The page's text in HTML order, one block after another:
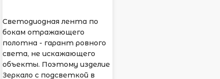
Светодиодная лента по
бокам отражающего
полотна - гарант ровного
света, не искажающего
объекты. Поэтому изделие
Зеркало с подсветкой в